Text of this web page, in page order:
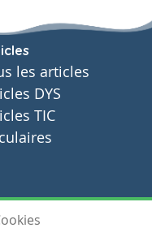
les articles
DYS
TIC